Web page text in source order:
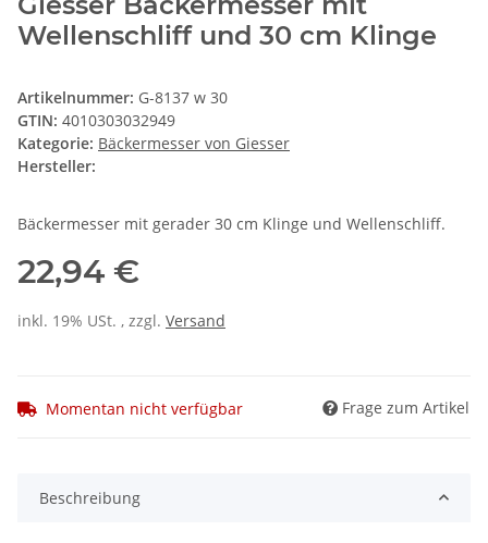
Wellenschliff und 30 cm Klinge
Artikelnummer: G-8137 w 30
GTIN: 4010303032949
Kategorie: Bäckermesser von Giesser
Hersteller:
Bäckermesser mit gerader 30 cm Klinge und Wellenschliff.
22,94 €
inkl. 19% USt. , zzgl. Versand
Momentan nicht verfügbar Frage zum Artikel
Beschreibung